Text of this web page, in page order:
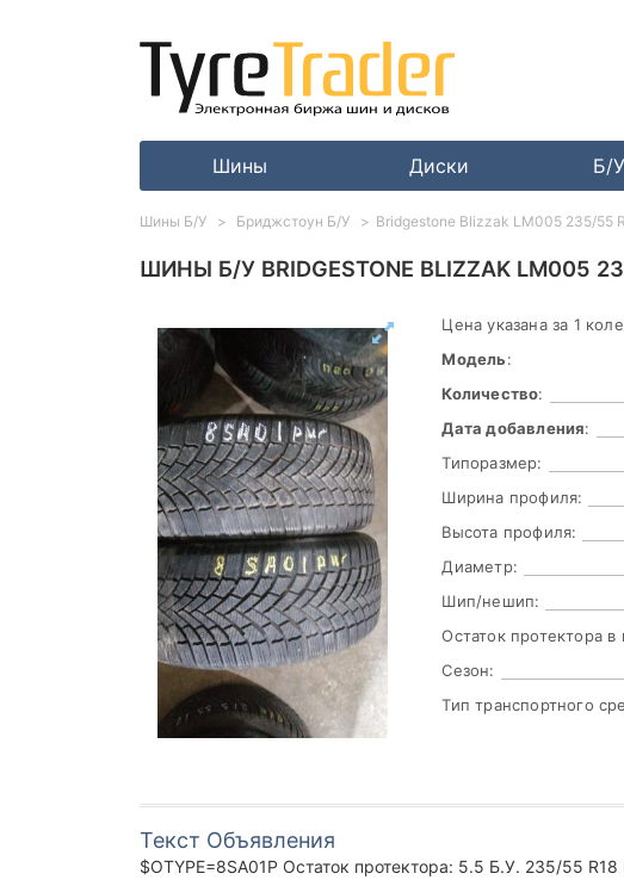
Шины Диски Б/
ШИНЫ Б/У BRIDGESTONE BLIZZAK LM005
Цена указана за 1
Модель:
Количество:
Дата добавления:
Типоразмер:
Ширина профиля:
Высота профиля:
Диаметр:
Шип/нешип:
Остаток протектора
Сезон:
Тип транспортного
Текст Объявления
$OTYPE=8SA01P Остаток протектора: 5.5 Б.У. 235/55
Шины Б/У Бриджстоун Б/У Bridgestone Blizzak LM005 235/55